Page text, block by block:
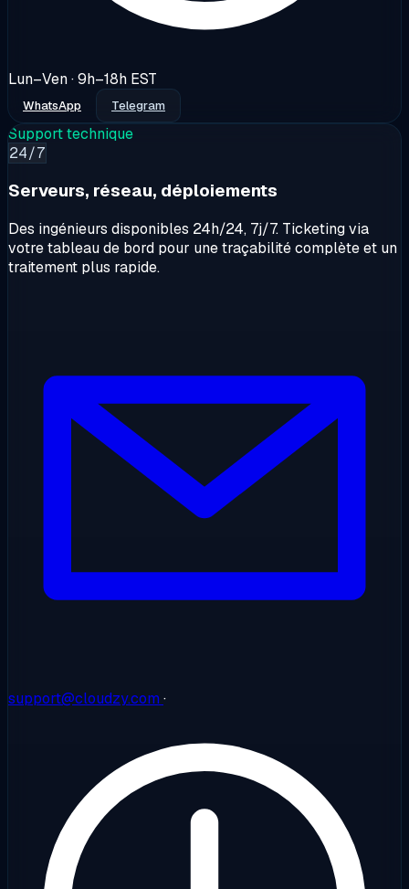
Lun–Ven · 9h–18h EST
WhatsApp Telegram
Support technique
24/7
Serveurs, réseau, déploiements
Des ingénieurs disponibles 24h/24, 7j/7. Ticketing via
votre tableau de bord pour une traçabilité complète et un
traitement plus rapide.
support@cloudzy.com ·